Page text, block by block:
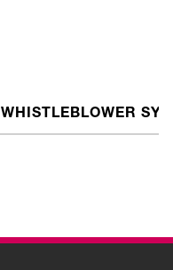
WHISTLEBLOWER